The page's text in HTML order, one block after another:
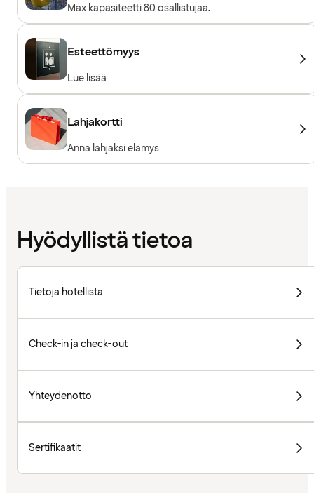
Max kapasiteetti 80 osallistujaa.
Esteettömyys
Lue lisää
Lahjakortti
Anna lahjaksi elämys
Hyödyllistä tietoa
Tietoja hotellista
Check-in ja check-out
Yhteydenotto
Sertifikaatit